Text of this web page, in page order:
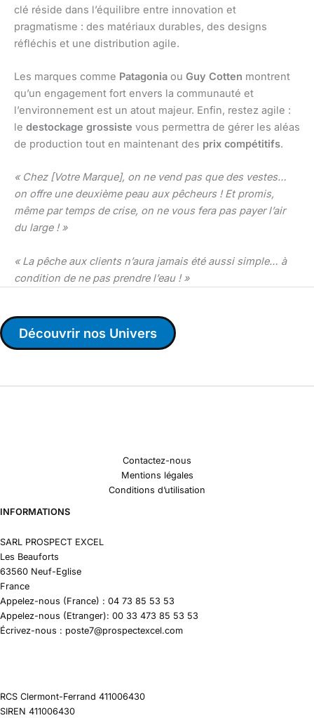
clé réside dans l’équilibre entre innovation et
pragmatisme : des matériaux durables, des designs
réfléchis et une distribution agile.
Les marques comme Patagonia ou Guy Cotten montrent
qu’un engagement fort envers la communauté et
l’environnement est un atout majeur. Enfin, restez agile :
le destockage grossiste vous permettra de gérer les aléas
de production tout en maintenant des prix compétitifs.
« Chez [Votre Marque], on ne vend pas que des vestes…
on offre une deuxième peau aux pêcheurs ! Et promis,
même par temps de crise, on ne vous fera pas payer l’air
du large ! »
« La pêche aux clients n’aura jamais été aussi simple… à
condition de ne pas prendre l’eau ! »
Découvrir nos Univers
Contactez-nous
Mentions légales
Conditions d’utilisation
INFORMATIONS
SARL PROSPECT EXCEL
Les Beauforts
63560 Neuf-Eglise
France
Appelez-nous (France) : 04 73 85 53 53
Appelez-nous (Etranger): 00 33 473 85 53 53
Écrivez-nous : poste7@prospectexcel.com
RCS Clermont-Ferrand 411006430
SIREN 411006430